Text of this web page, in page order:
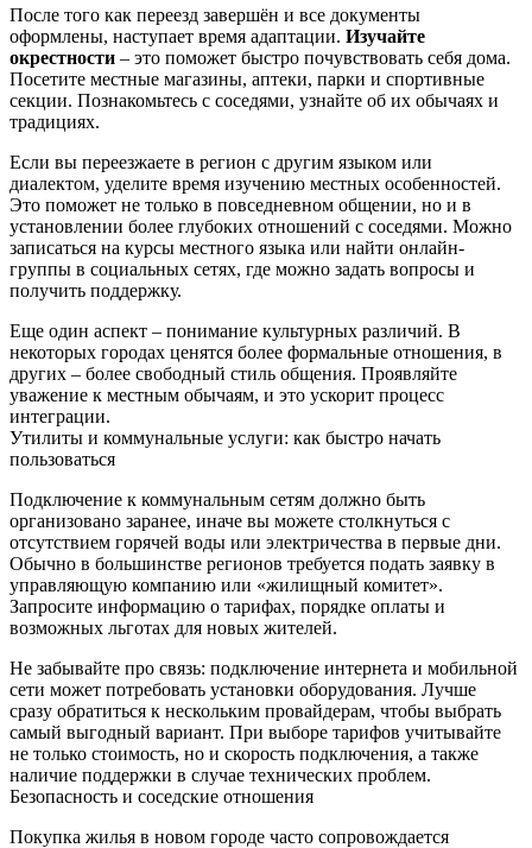
После того как переезд завершён и все документы
оформлены, наступает время адаптации. Изучайте
окрестности – это поможет быстро почувствовать себя дома.
Посетите местные магазины, аптеки, парки и спортивные
секции. Познакомьтесь с соседями, узнайте об их обычаях и
традициях.
Если вы переезжаете в регион с другим языком или
диалектом, уделите время изучению местных особенностей.
Это поможет не только в повседневном общении, но и в
установлении более глубоких отношений с соседями. Можно
записаться на курсы местного языка или найти онлайн-
группы в социальных сетях, где можно задать вопросы и
получить поддержку.
Еще один аспект – понимание культурных различий. В
некоторых городах ценятся более формальные отношения, в
других – более свободный стиль общения. Проявляйте
уважение к местным обычаям, и это ускорит процесс
интеграции.
Утилиты и коммунальные услуги: как быстро начать
пользоваться
Подключение к коммунальным сетям должно быть
организовано заранее, иначе вы можете столкнуться с
отсутствием горячей воды или электричества в первые дни.
Обычно в большинстве регионов требуется подать заявку в
управляющую компанию или «жилищный комитет».
Запросите информацию о тарифах, порядке оплаты и
возможных льготах для новых жителей.
Не забывайте про связь: подключение интернета и мобильной
сети может потребовать установки оборудования. Лучше
сразу обратиться к нескольким провайдерам, чтобы выбрать
самый выгодный вариант. При выборе тарифов учитывайте
не только стоимость, но и скорость подключения, а также
наличие поддержки в случае технических проблем.
Безопасность и соседские отношения
Покупка жилья в новом городе часто сопровождается